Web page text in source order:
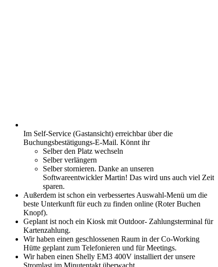
Im Self-Service (Gastansicht) erreichbar über die
Buchungsbestätigungs-E-Mail. Könnt ihr
Selber den Platz wechseln
Selber verlängern
Selber stornieren. Danke an unseren
Softwareentwickler Martin! Das wird uns auch viel Zeit
sparen.
Außerdem ist schon ein verbessertes Auswahl-Menü um die
beste Unterkunft für euch zu finden online (Roter Buchen
Knopf).
Geplant ist noch ein Kiosk mit Outdoor- Zahlungsterminal für
Kartenzahlung.
Wir haben einen geschlossenen Raum in der Co-Working
Hütte geplant zum Telefonieren und für Meetings.
Wir haben einen Shelly EM3 400V installiert der unsere
Stromlast im Minutentakt überwacht.